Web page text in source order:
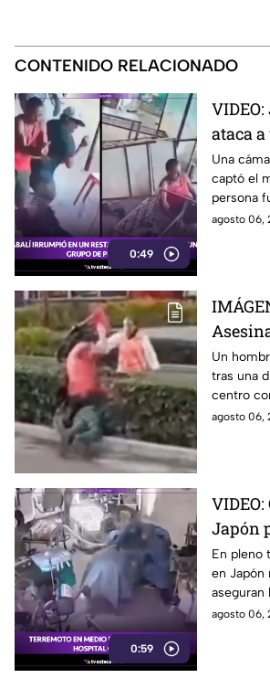
CONTENIDO RELACIONADO
0:49
ataca
una
India
Una
captó el
persona
un animal
agosto 06,
a un
vía
Un
tras una
centro
Romero,
agosto 06,
0:59
Japón
En pleno
en Japón
aseguran
proteger
agosto 06,